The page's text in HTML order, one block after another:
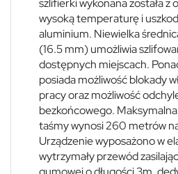
szlifierki wykonana została z
wysoką temperaturę i
aluminium. Niewielka
(16.5 mm) umożliwia
dostępnych miejscach.
posiada możliwość blokady
pracy oraz możliwość
bezkońcowego.
taśmy wynosi 260 metrów
Urządzenie wyposażono w
wytrzymały przewód